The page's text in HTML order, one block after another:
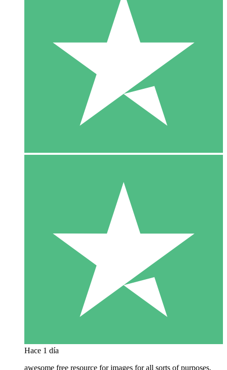
Hace 1 día
awesome free resource for images for all sorts of purposes.